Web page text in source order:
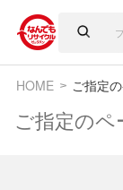
HOME ご指定
ご指定の